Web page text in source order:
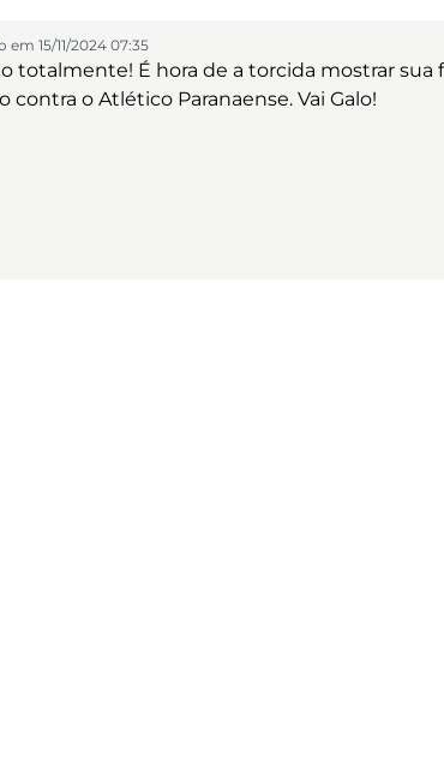
15/11/2024 07:35
totalmente! É hora de a torcida mostrar sua
contra o Atlético Paranaense. Vai Galo!